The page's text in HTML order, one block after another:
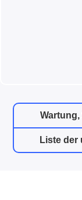
Liste der